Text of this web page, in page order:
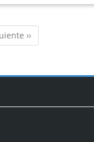
››